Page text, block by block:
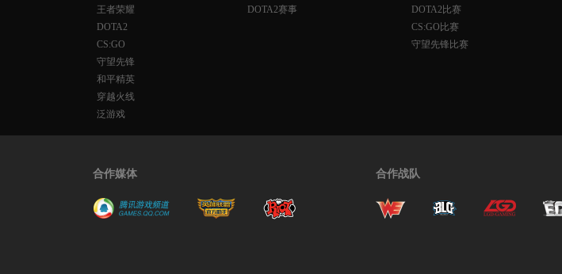
王者荣耀
DOTA2
CS:GO
守望先锋
和平精英
穿越火线
泛游戏
DOTA2赛事
DOTA2比赛
CS:GO比赛
守望先锋比赛
合作媒体 合作战队